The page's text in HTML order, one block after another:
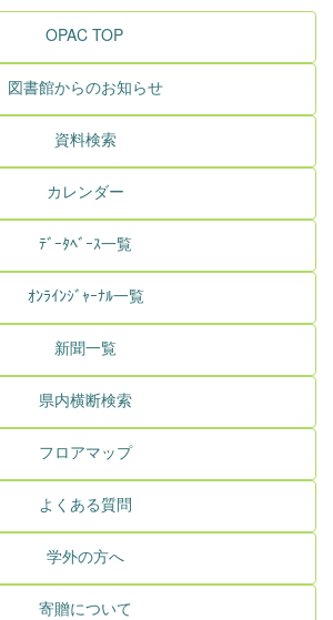
OPAC TOP
図書館からのお知らせ
資料検索
カレンダー
ﾃﾞｰﾀﾍﾞｰｽ一覧
ｵﾝﾗｲﾝｼﾞｬｰﾅﾙ一覧
新聞一覧
県内横断検索
フロアマップ
よくある質問
学外の方へ
寄贈について